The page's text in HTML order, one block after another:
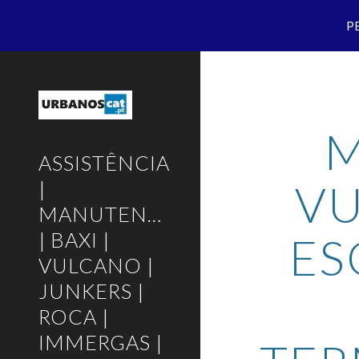
ASSISTÊNCIA
|
MANUTENÇÃO
| BAXI |
VULCANO |
JUNKERS |
ROCA |
IMMERGAS |